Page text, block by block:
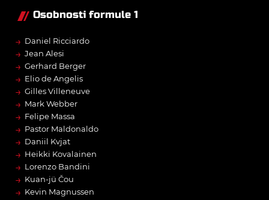
Osobnosti formule 1
→ Daniel Ricciardo
→ Jean Alesi
→ Gerhard Berger
→ Elio de Angelis
→ Gilles Villeneuve
→ Mark Webber
→ Felipe Massa
→ Pastor Maldonaldo
→ Daniil Kvjat
→ Heikki Kovalainen
→ Lorenzo Bandini
→ Kuan-jü Čou
→ Kevin Magnussen